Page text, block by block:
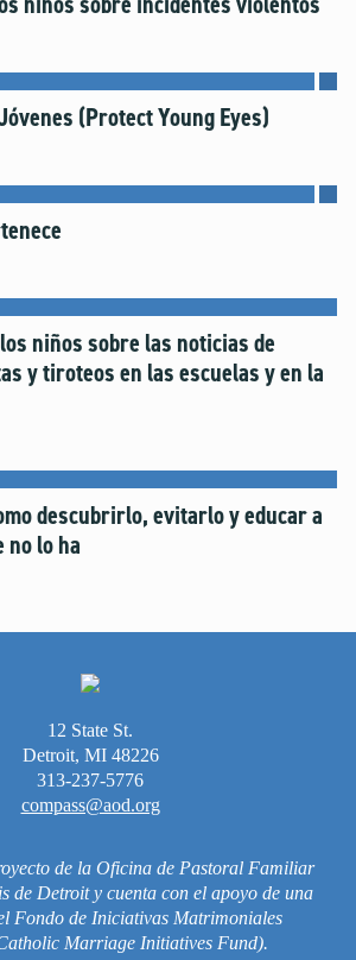
Universidad y el Futuro
las Familias
(Protect Young Eyes)
niños sobre las noticias de
y tiroteos en las escuelas y en la
descubrirlo, evitarlo y educar a
no lo ha
12 State St.
Detroit, MI 48226
313-237-5776
compass@aod.org
de la Oficina de Pastoral Familiar
de Detroit y cuenta con el apoyo de una
Fondo de Iniciativas Matrimoniales
Marriage Initiatives Fund).